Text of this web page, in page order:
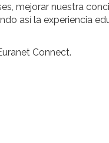
mejorar nuestra
así la experiencia
Connect.